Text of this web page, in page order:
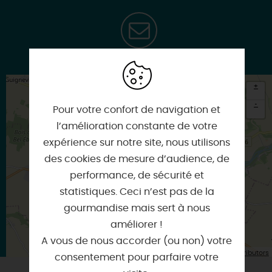
×
PITHIVIERS
+
-
Leaflet | Map data © OpenStreetMap contributors
Pour votre confort de navigation et
l’amélioration constante de votre
expérience sur notre site, nous utilisons
des cookies de mesure d’audience, de
performance, de sécurité et
statistiques. Ceci n’est pas de la
gourmandise mais sert à nous
améliorer !
A vous de nous accorder (ou non) votre
consentement pour parfaire votre